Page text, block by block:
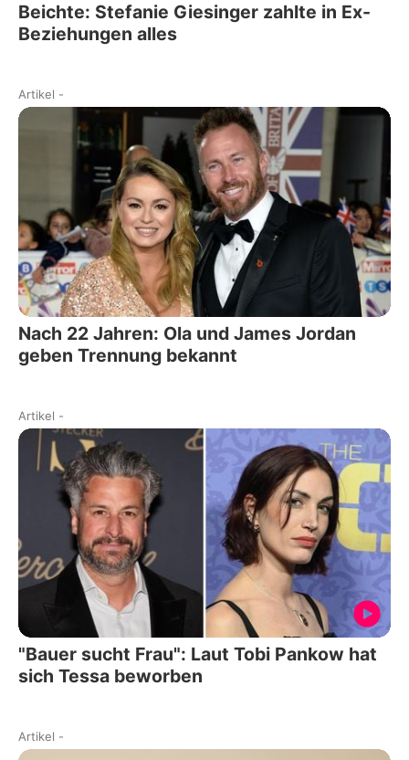
Beichte: Stefanie Giesinger zahlte in Ex-
Beziehungen alles
Artikel -
Nach 22 Jahren: Ola und James Jordan
geben Trennung bekannt
Artikel -
"Bauer sucht Frau": Laut Tobi Pankow hat
sich Tessa beworben
Artikel -